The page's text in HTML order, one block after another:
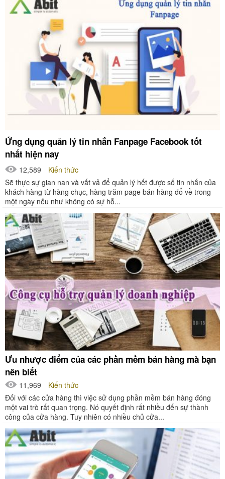
Ứng dụng quản lý tin nhắn Fanpage Facebook tốt
nhất hiện nay
12,589
Kiến thức
Sẽ thực sự gian nan và vất vả để quản lý hết được số tin nhắn của
khách hàng từ hàng chục, hàng trăm page bán hàng đổ về trong
một ngày nếu như không có sự hỗ...
Ưu nhược điểm của các phần mềm bán hàng mà bạn
nên biết
11,969
Kiến thức
Đối với các cửa hàng thì việc sử dụng phần mềm bán hàng đóng
một vai trò rất quan trọng. Nó quyết định rất nhiều đến sự thành
công của cửa hàng. Tuy nhiên có nhiều chủ cửa...